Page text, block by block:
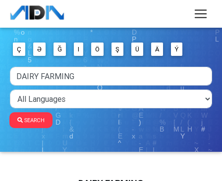
Ç Ə Ğ I Ö Ş Ü Ä Ý
SEARCH